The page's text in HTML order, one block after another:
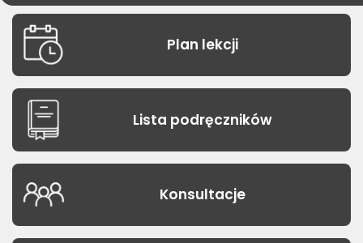
Plan lekcji
Lista podręczników
Konsultacje